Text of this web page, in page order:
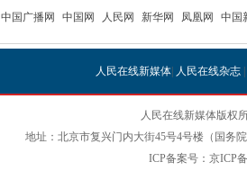
中国广播网 中国网 人民网 新华网 凤凰网 中国
人民在线新媒体| 人民在线杂志|
人民在线新媒体版权
地址：北京市复兴门内大街45号4号楼（国务
ICP备案号：京ICP